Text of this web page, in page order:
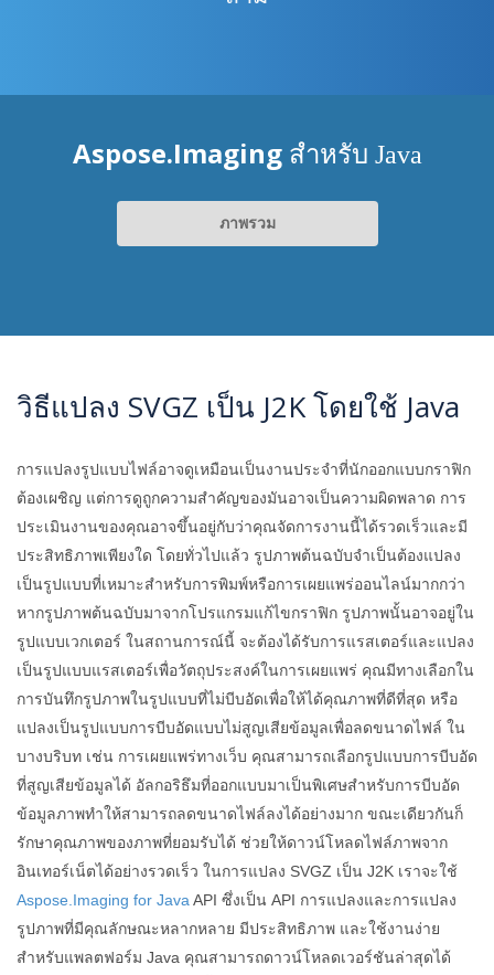
Aspose.Imaging สำหรับ Java
ภาพรวม
วิธีแปลง SVGZ เป็น J2K โดยใช้ Java
การแปลงรูปแบบไฟล์อาจดูเหมือนเป็นงานประจำที่นักออกแบบกราฟิก
ต้องเผชิญ แต่การดูถูกความสำคัญของมันอาจเป็นความผิดพลาด การ
ประเมินงานของคุณอาจขึ้นอยู่กับว่าคุณจัดการงานนี้ได้รวดเร็วและมี
ประสิทธิภาพเพียงใด โดยทั่วไปแล้ว รูปภาพต้นฉบับจำเป็นต้องแปลง
เป็นรูปแบบที่เหมาะสำหรับการพิมพ์หรือการเผยแพร่ออนไลน์มากกว่า
หากรูปภาพต้นฉบับมาจากโปรแกรมแก้ไขกราฟิก รูปภาพนั้นอาจอยู่ใน
รูปแบบเวกเตอร์ ในสถานการณ์นี้ จะต้องได้รับการแรสเตอร์และแปลง
เป็นรูปแบบแรสเตอร์เพื่อวัตถุประสงค์ในการเผยแพร่ คุณมีทางเลือกใน
การบันทึกรูปภาพในรูปแบบที่ไม่บีบอัดเพื่อให้ได้คุณภาพที่ดีที่สุด หรือ
แปลงเป็นรูปแบบการบีบอัดแบบไม่สูญเสียข้อมูลเพื่อลดขนาดไฟล์ ใน
บางบริบท เช่น การเผยแพร่ทางเว็บ คุณสามารถเลือกรูปแบบการบีบอัด
ที่สูญเสียข้อมูลได้ อัลกอริธึมที่ออกแบบมาเป็นพิเศษสำหรับการบีบอัด
ข้อมูลภาพทำให้สามารถลดขนาดไฟล์ลงได้อย่างมาก ขณะเดียวกันก็
รักษาคุณภาพของภาพที่ยอมรับได้ ช่วยให้ดาวน์โหลดไฟล์ภาพจาก
อินเทอร์เน็ตได้อย่างรวดเร็ว ในการแปลง SVGZ เป็น J2K เราจะใช้
Aspose.Imaging for Java API ซึ่งเป็น API การแปลงและการแปลง
รูปภาพที่มีคุณลักษณะหลากหลาย มีประสิทธิภาพ และใช้งานง่าย
สำหรับแพลตฟอร์ม Java คุณสามารถดาวน์โหลดเวอร์ชันล่าสุดได้